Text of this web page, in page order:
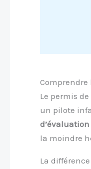
Comprendre
Le permis
un pilote
d’évaluation
la moindre
La